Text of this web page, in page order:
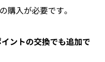
購入が必要です。
ントの交換でも追加で